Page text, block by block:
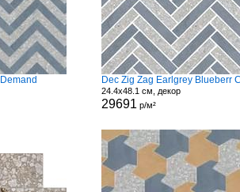
24.4x48.1 см, декор
29691 р/м²